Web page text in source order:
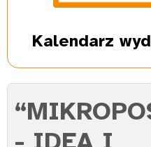
Kalendarz